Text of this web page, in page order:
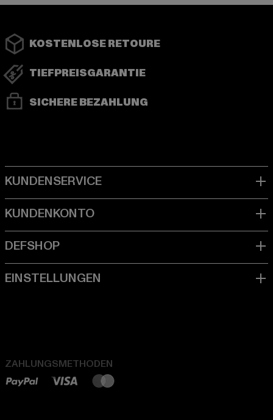
KOSTENLOSE RETOURE
TIEFPREISGARANTIE
SICHERE BEZAHLUNG
ZAHLUNGSMETHODEN